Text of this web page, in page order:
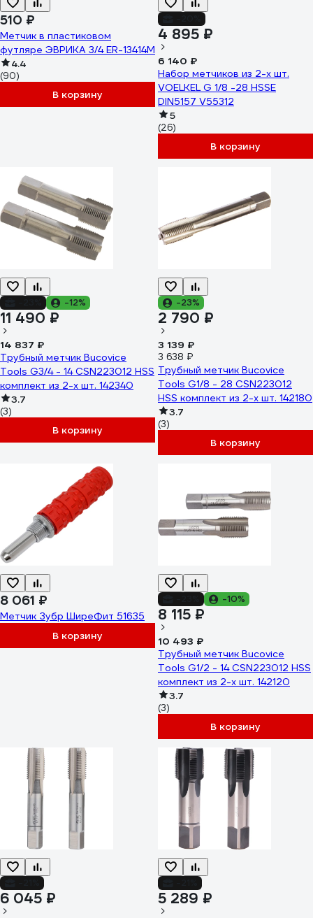
510 ₽
Метчик в пластиковом
футляре ЭВРИКА 3/4 ER-13414M
4.4
(90)
В корзину
4 895 ₽
6 140 ₽
Набор метчиков из 2-х шт.
VOELKEL G 1/8 -28 HSSE
DIN5157 V55312
5
(26)
В корзину
-12%
11 490 ₽
14 837 ₽
Трубный метчик Bucovice
Tools G3/4 - 14 CSN223012 HSS
комплект из 2-х шт. 142340
3.7
(3)
В корзину
-23%
2 790 ₽
3 139 ₽
3 638 ₽
Трубный метчик Bucovice
Tools G1/8 - 28 CSN223012
HSS комплект из 2-х шт. 142180
3.7
(3)
В корзину
8 061 ₽
Метчик Зубр ШиреФит 51635
В корзину
-10%
8 115 ₽
10 493 ₽
Трубный метчик Bucovice
Tools G1/2 - 14 CSN223012 HSS
комплект из 2-х шт. 142120
3.7
(3)
В корзину
6 045 ₽ 5 289 ₽